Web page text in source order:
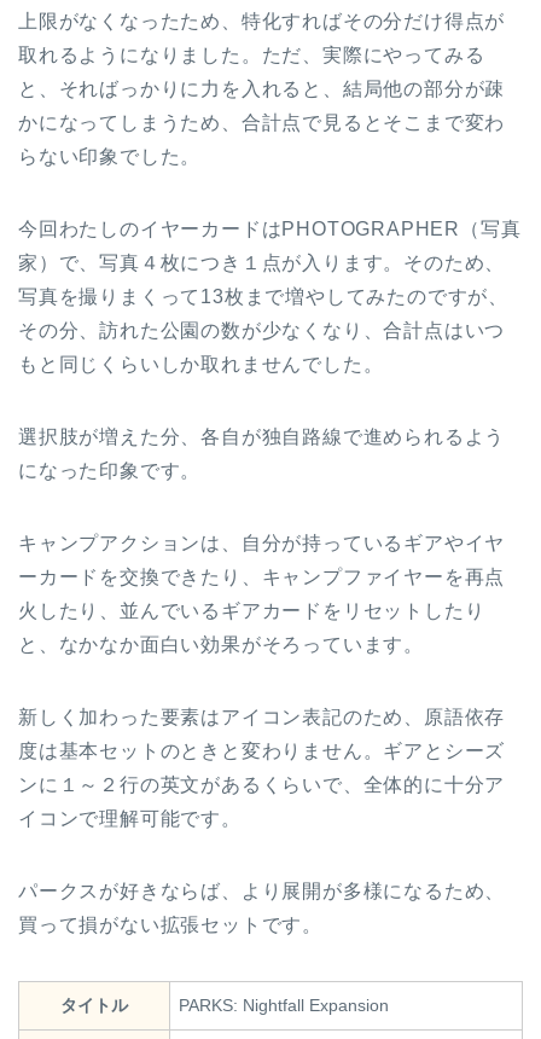
上限がなくなったため、特化すればその分だけ得点が
取れるようになりました。ただ、実際にやってみる
と、そればっかりに力を入れると、結局他の部分が疎
かになってしまうため、合計点で見るとそこまで変わ
らない印象でした。
今回わたしのイヤーカードはPHOTOGRAPHER（写真
家）で、写真４枚につき１点が入ります。そのため、
写真を撮りまくって13枚まで増やしてみたのですが、
その分、訪れた公園の数が少なくなり、合計点はいつ
もと同じくらいしか取れませんでした。
選択肢が増えた分、各自が独自路線で進められるよう
になった印象です。
キャンプアクションは、自分が持っているギアやイヤ
ーカードを交換できたり、キャンプファイヤーを再点
火したり、並んでいるギアカードをリセットしたり
と、なかなか面白い効果がそろっています。
新しく加わった要素はアイコン表記のため、原語依存
度は基本セットのときと変わりません。ギアとシーズ
ンに１～２行の英文があるくらいで、全体的に十分ア
イコンで理解可能です。
パークスが好きならば、より展開が多様になるため、
買って損がない拡張セットです。
タイトル PARKS: Nightfall Expansion